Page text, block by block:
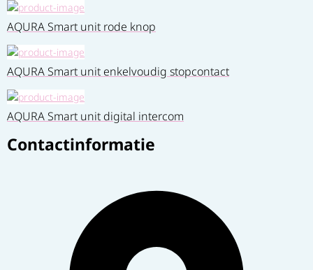
AQURA Smart unit rode knop
AQURA Smart unit enkelvoudig stopcontact
AQURA Smart unit digital intercom
Contactinformatie